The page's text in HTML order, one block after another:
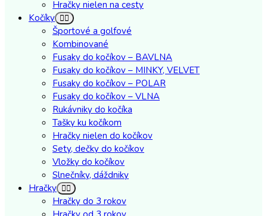
Hračky nielen na cesty
Kočíky
Športové a golfové
Kombinované
Fusaky do kočíkov – BAVLNA
Fusaky do kočíkov – MINKY, VELVET
Fusaky do kočíkov – POLAR
Fusaky do kočíkov – VLNA
Rukávniky do kočíka
Tašky ku kočíkom
Hračky nielen do kočíkov
Sety, dečky do kočíkov
Vložky do kočíkov
Slnečníky, dáždniky
Hračky
Hračky do 3 rokov